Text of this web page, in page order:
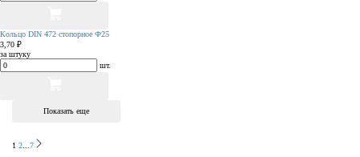
Кольцо DIN 472 стопорное Ф25
3,70 ₽
за штуку
шт.
Показать еще
1 2 7